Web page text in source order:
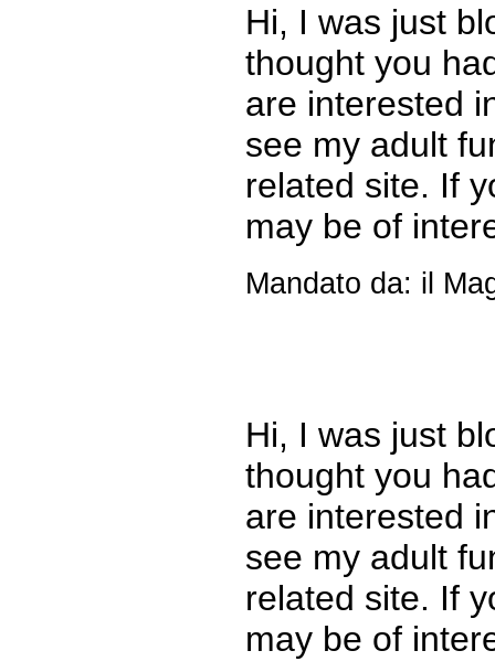
Hi, I was just
thought you
are interested
see my adult
related site. If
may be of
Mandato da: il
Hi, I was just
thought you
are interested
see my adult
related site. If
may be of